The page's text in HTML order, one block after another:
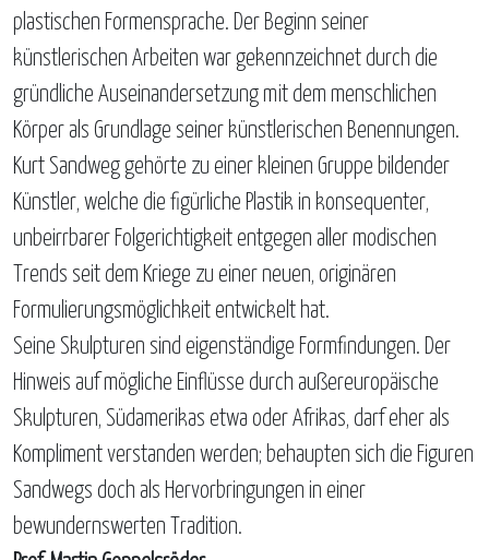
plastischen Formensprache. Der Beginn seiner
künstlerischen Arbeiten war gekennzeichnet durch die
gründliche Auseinandersetzung mit dem menschlichen
Körper als Grundlage seiner künstlerischen Benennungen.
Kurt Sandweg gehörte zu einer kleinen Gruppe bildender
Künstler, welche die figürliche Plastik in konsequenter,
unbeirrbarer Folgerichtigkeit entgegen aller modischen
Trends seit dem Kriege zu einer neuen, originären
Formulierungsmöglichkeit entwickelt hat.
Seine Skulpturen sind eigenständige Formfindungen. Der
Hinweis auf mögliche Einflüsse durch außereuropäische
Skulpturen, Südamerikas etwa oder Afrikas, darf eher als
Kompliment verstanden werden; behaupten sich die Figuren
Sandwegs doch als Hervorbringungen in einer
bewundernswerten Tradition.